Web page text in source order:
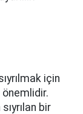
için
önemlidir.
bir